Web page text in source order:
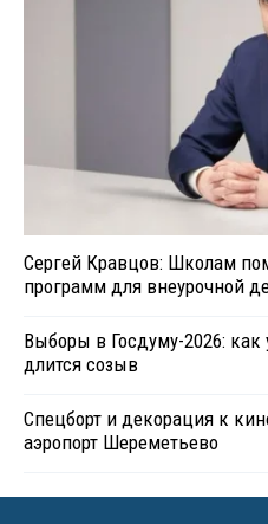
Сергей Кравцов: Школам
программ для внеурочной
Выборы в Госдуму-2026: как
длится созыв
Спецборт и декорация к
аэропорт Шереметьево